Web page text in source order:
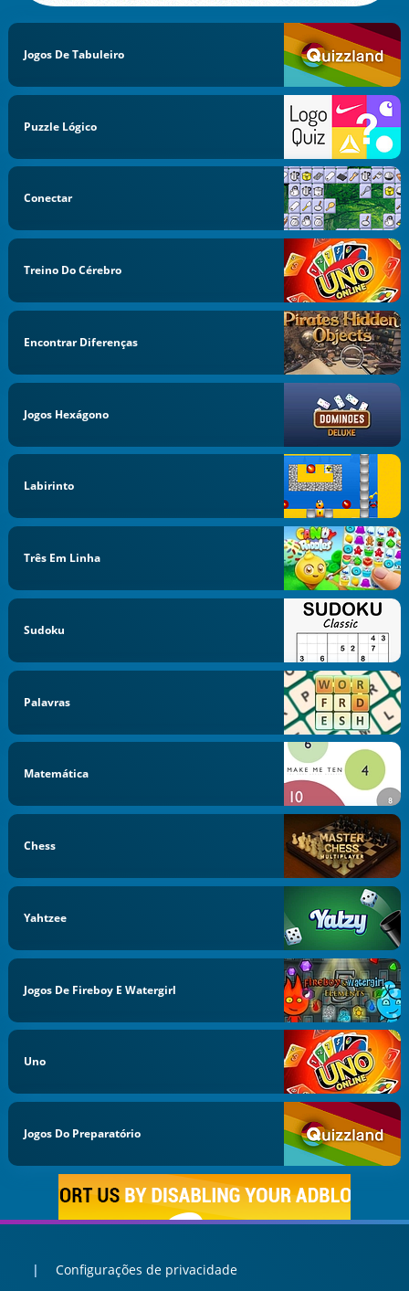
Jogos De Tabuleiro
Puzzle Lógico
Conectar
Treino Do Cérebro
Encontrar Diferenças
Jogos Hexágono
Labirinto
Três Em Linha
Sudoku
Palavras
Matemática
Chess
Yahtzee
Jogos De Fireboy E Watergirl
Uno
Jogos Do Preparatório
Configurações de privacidade